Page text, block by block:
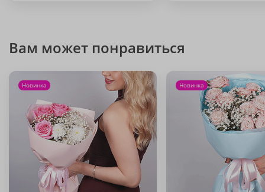
Вам может понравиться
Новинка Новинка